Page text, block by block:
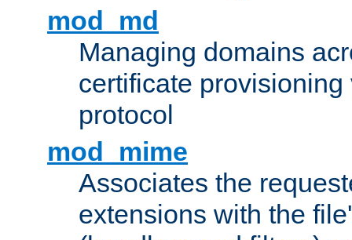
mod_md
Managing domains
certificate provisioning
protocol
mod_mime
Associates the
extensions with the